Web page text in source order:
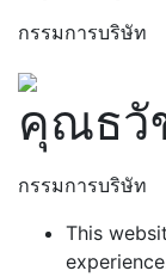
กรรมการบริษัท
คุณธวั
กรรมการบริษัท
This